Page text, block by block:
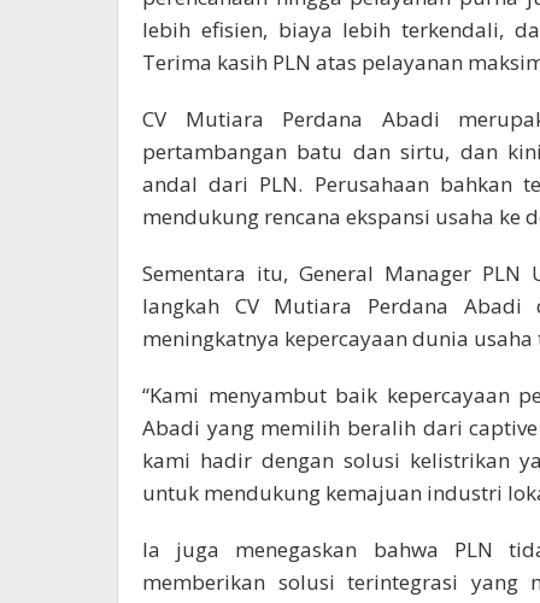
lebih efisien, biaya lebih terkendali,
Terima kasih PLN atas pelayanan
CV Mutiara Perdana Abadi
pertambangan batu dan sirtu, dan
andal dari PLN. Perusahaan bahkan
mendukung rencana ekspansi usaha ke
Sementara itu, General Manager PLN
langkah CV Mutiara Perdana
meningkatnya kepercayaan dunia
“Kami menyambut baik kepercayaan
Abadi yang memilih beralih dari
kami hadir dengan solusi kelistrikan
untuk mendukung kemajuan industri
Ia juga menegaskan bahwa PLN
memberikan solusi terintegrasi yang